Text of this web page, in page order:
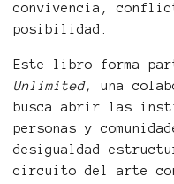
convivencia,
posibilidad.
Este libro forma
Unlimited, una
busca abrir las
personas y
desigualdad
circuito del arte